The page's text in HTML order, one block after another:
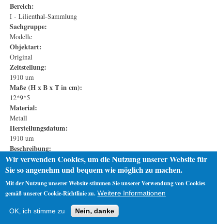
Bereich:
I - Lilienthal-Sammlung
Sachgruppe:
Modelle
Objektart:
Original
Zeitstellung:
1910 um
Maße (H x B x T in cm):
12*9*5
Material:
Metall
Herstellungsdatum:
1910 um
Beschreibung:
Die Maschinenfabrik "Otto Lilienthal" existierte unter diesem Namen
bis zum ersten Weltkrieg weiter.
Impressum
Wir verwenden Cookies, um die Nutzung unserer Website für
Sie so angenehm und bequem wie möglich zu machen.
Mit der Nutzung unserer Website stimmen Sie unserer Verwendung von Cookies
gemäß unserer Cookie-Richtlinie zu. Weitere Informationen
OK, ich stimme zu Nein, danke